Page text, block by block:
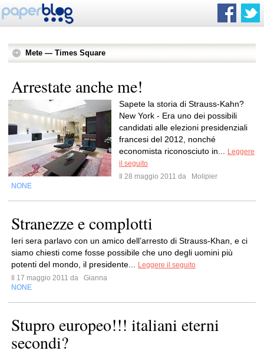
Mete — Times Square
Arrestate anche me!
Sapete la storia di Strauss-Kahn?
New York - Era uno dei possibili
candidati alle elezioni presidenziali
francesi del 2012, nonché
economista riconosciuto in...
Leggere
il seguito
Il 28 maggio 2011 da
Molipier
NONE
Stranezze e complotti
Ieri sera parlavo con un amico dell’arresto di Strauss-Khan, e ci
siamo chiesti come fosse possibile che uno degli uomini più
potenti del mondo, il presidente...
Leggere il seguito
Il 17 maggio 2011 da
Gianna
NONE
Stupro europeo!!! italiani eterni
secondi?